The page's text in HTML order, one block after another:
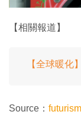
【相關報道】
【全球暖化
Source： futurism